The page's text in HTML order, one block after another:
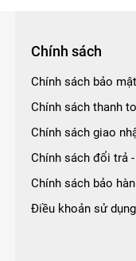
Chính sách
Chính sách bảo mật
Chính sách thanh
Chính sách giao
Chính sách đổi trả
Chính sách bảo
Điều khoản sử